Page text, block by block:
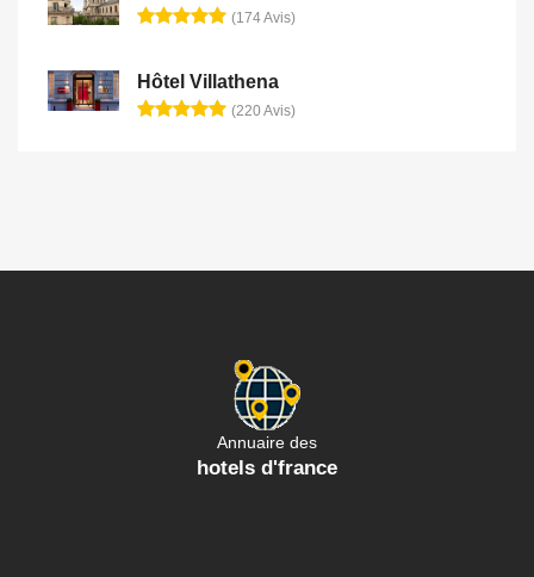
(174 Avis)
Hôtel Villathena
(220 Avis)
Annuaire des
hotels d'france